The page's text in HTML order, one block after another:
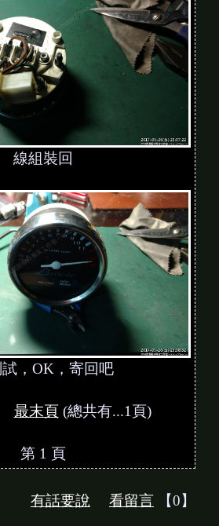
線組裝回
，OK，寄回吧
最末頁(總共有...1頁)
第 1 頁
有話要說 看留言 【0】